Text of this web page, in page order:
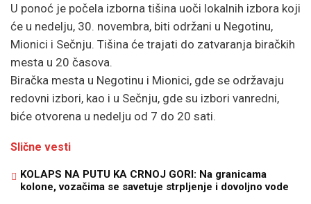
U ponoć je počela izborna tišina uoči lokalnih izbora koji
će u nedelju, 30. novembra, biti održani u Negotinu,
Mionici i Sečnju. Tišina će trajati do zatvaranja biračkih
mesta u 20 časova.
Biračka mesta u Negotinu i Mionici, gde se održavaju
redovni izbori, kao i u Sečnju, gde su izbori vanredni,
biće otvorena u nedelju od 7 do 20 sati.
Slične vesti
KOLAPS NA PUTU KA CRNOJ GORI: Na granicama
kolone, vozačima se savetuje strpljenje i dovoljno vode